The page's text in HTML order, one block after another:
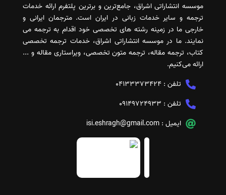
موسسه انتشاراتی اشراق، جامع‌ترین و برترین پلتفرم ارائه خدمات
ترجمه و سایر خدمات زبانی در ایران است. مترجمان ایرانی و
خارجی ما در زمینه رشته های تخصصی خود اقدام به ترجمه می
نمایند. ما در موسسه انتشاراتی اشراق، خدمات ترجمه تخصصی
کتاب، ترجمه مقاله، ترجمه متون تخصصی، ویراستاری مقاله و ...
ارائه می‌کنیم.
تلفن : 04133373424
تلفن : 09149724933
ایمیل : isi.eshragh@gmail.com